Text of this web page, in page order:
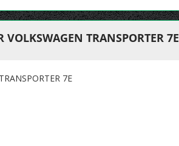
TRANSPORTER 7E
7E